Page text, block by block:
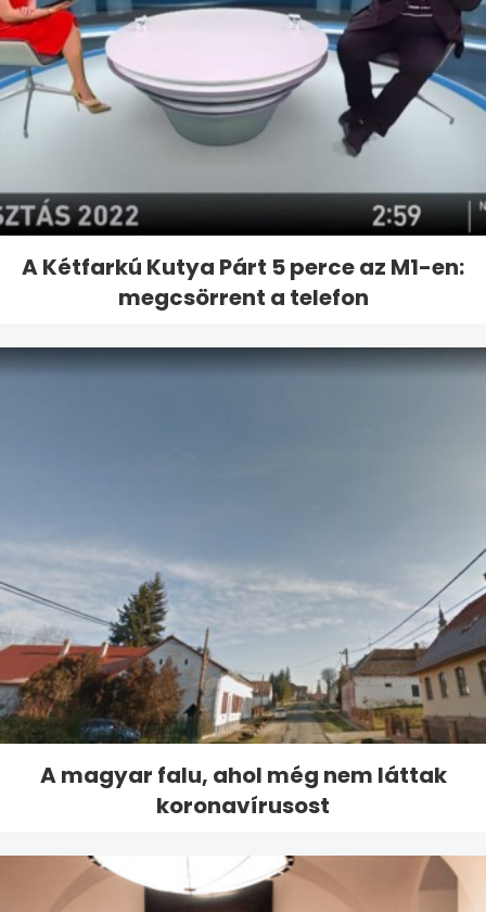
A Kétfarkú Kutya Párt 5 perce az M1-en:
megcsörrent a telefon
A magyar falu, ahol még nem láttak
koronavírusost